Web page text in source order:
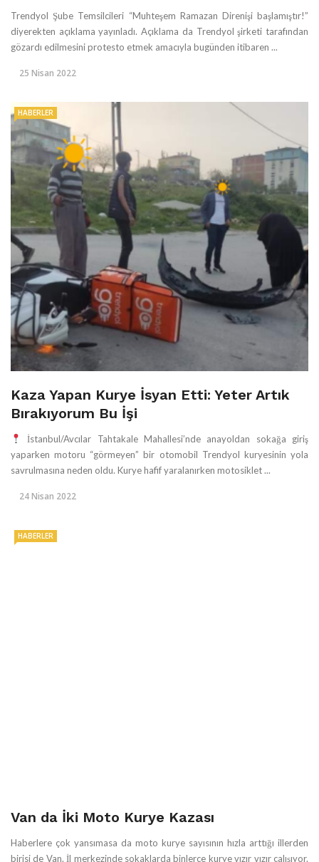
Trendyol Şube Temsilcileri “Muhteşem Ramazan Direnişi başlamıştır!”
diyerekten açıklama yayınladı. Açıklama da Trendyol şirketi tarafından
gözardı edilmesini protesto etmek amacıyla bugünden itibaren ...
25 Nisan 2022
HABERLER
Kaza Yapan Kurye İsyan Etti: Yeter Artık
Bırakıyorum Bu İşi
İstanbul/Avcılar Tahtakale Mahallesi’nde anayoldan sokağa giriş
yaparken motoru “görmeyen” bir otomobil Trendyol kuryesinin yola
savrulmasına neden oldu. Kurye hafif yaralanırken motosiklet ...
24 Nisan 2022
HABERLER
Van da İki Moto Kurye Kazası
Haberlere çok yansımasa da moto kurye sayısının hızla arttığı illerden
birisi de Van. İl merkezinde sokaklarda binlerce kurye vızır vızır çalışıyor.